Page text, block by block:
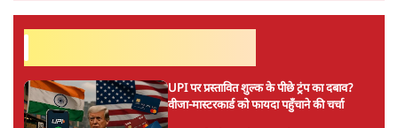
UPI पर प्रस्तावित शुल्क के पीछे ट्रंप का दबाव?
वीजा-मास्टरकार्ड को फायदा पहुँचाने की चर्चा